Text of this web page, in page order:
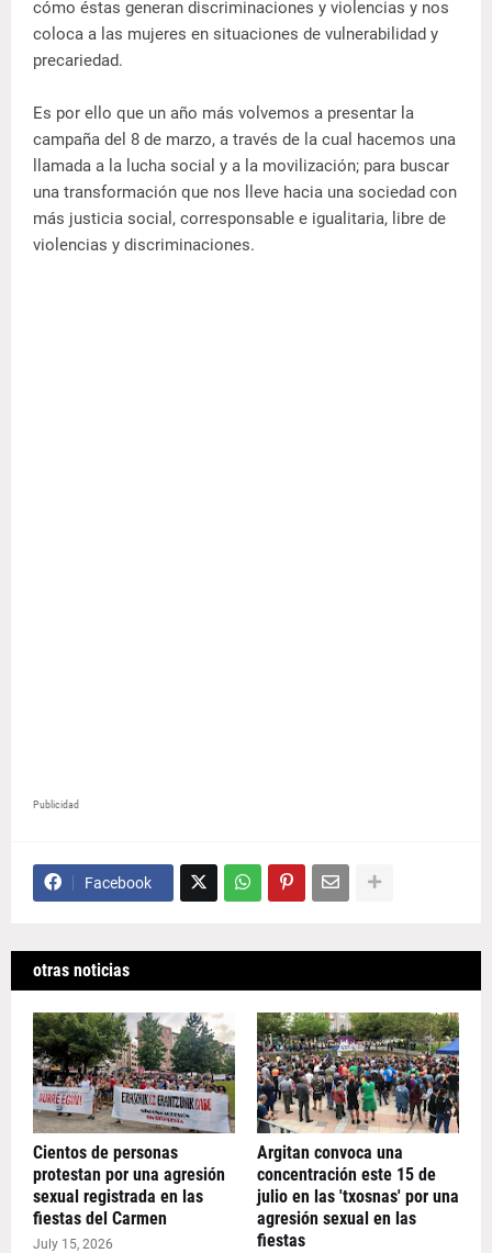
cómo éstas generan discriminaciones y violencias y nos
coloca a las mujeres en situaciones de vulnerabilidad y
precariedad.
Es por ello que un año más volvemos a presentar la
campaña del 8 de marzo, a través de la cual hacemos una
llamada a la lucha social y a la movilización; para buscar
una transformación que nos lleve hacia una sociedad con
más justicia social, corresponsable e igualitaria, libre de
violencias y discriminaciones.
Publicidad
Facebook
otras noticias
Cientos de personas
protestan por una agresión
sexual registrada en las
fiestas del Carmen
July 15, 2026
Argitan convoca una
concentración este 15 de
julio en las 'txosnas' por una
agresión sexual en las
fiestas